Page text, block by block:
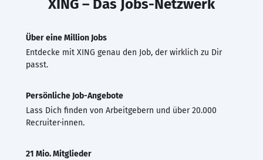
XING – Das Jobs-Netzwerk
Über eine Million Jobs
Entdecke mit XING genau den Job, der wirklich zu Dir
passt.
Persönliche Job-Angebote
Lass Dich finden von Arbeitgebern und über 20.000
Recruiter·innen.
21 Mio. Mitglieder